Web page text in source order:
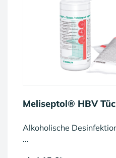
Meliseptol® HBV
Alkoholische
...